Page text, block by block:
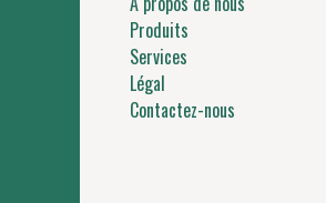
Produits
Services
Légal
Contactez-nous